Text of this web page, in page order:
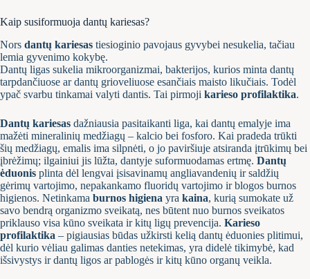
Kaip susiformuoja dantų kariesas?
Nors dantų kariesas tiesioginio pavojaus gyvybei nesukelia, tačiau
lemia gyvenimo kokybę.
Dantų ligas sukelia mikroorganizmai, bakterijos, kurios minta dantų
tarpdančiuose ar dantų grioveliuose esančiais maisto likučiais. Todėl
ypač svarbu tinkamai valyti dantis. Tai pirmoji karieso profilaktika.
Dantų kariesas dažniausia pasitaikanti liga, kai dantų emalyje ima
mažėti mineralinių medžiagų – kalcio bei fosforo. Kai pradeda trūkti
šių medžiagų, emalis ima silpnėti, o jo paviršiuje atsiranda įtrūkimų bei
įbrėžimų; ilgainiui jis lūžta, dantyje suformuodamas ertmę. Dantų
ėduonis plinta dėl lengvai įsisavinamų angliavandenių ir saldžių
gėrimų vartojimo, nepakankamo fluoridų vartojimo ir blogos burnos
higienos. Netinkama burnos higiena yra kaina, kurią sumokate už
savo bendrą organizmo sveikatą, nes būtent nuo burnos sveikatos
priklauso visa kūno sveikata ir kitų ligų prevencija. Karieso
profilaktika – pigiausias būdas užkirsti kelią dantų ėduonies plitimui,
dėl kurio vėliau galimas danties netekimas, yra didelė tikimybė, kad
išsivystys ir dantų ligos ar pablogės ir kitų kūno organų veikla.